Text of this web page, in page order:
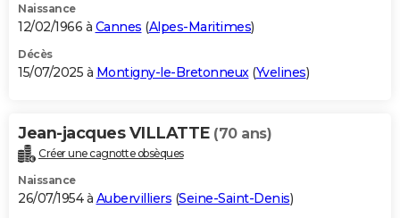
Naissance
12/02/1966 à Cannes (Alpes-Maritimes)
Décès
15/07/2025 à Montigny-le-Bretonneux (Yvelines)
Jean-jacques VILLATTE (70 ans)
Créer une cagnotte obsèques
Naissance
26/07/1954 à Aubervilliers (Seine-Saint-Denis)